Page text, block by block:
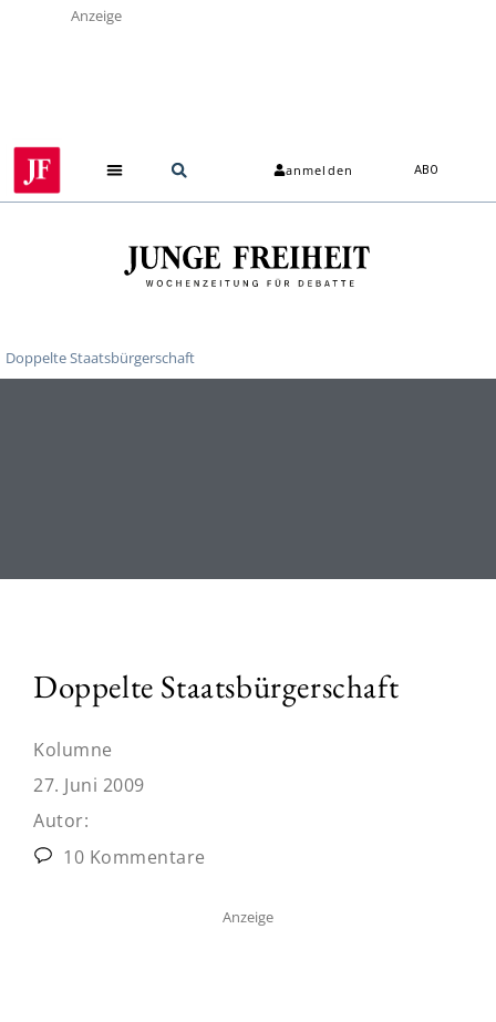
Anzeige
anmelden ABO
Doppelte Staatsbürgerschaft
Doppelte Staatsbürgerschaft
Kolumne
27. Juni 2009
Autor:
10 Kommentare
Anzeige